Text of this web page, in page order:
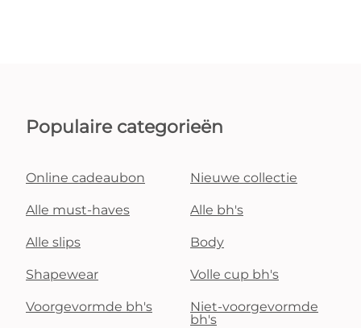
Populaire categorieën
Online cadeaubon Nieuwe collectie
Alle must-haves Alle bh's
Alle slips Body
Shapewear Volle cup bh's
Voorgevormde bh's
Niet-voorgevormde
bh's